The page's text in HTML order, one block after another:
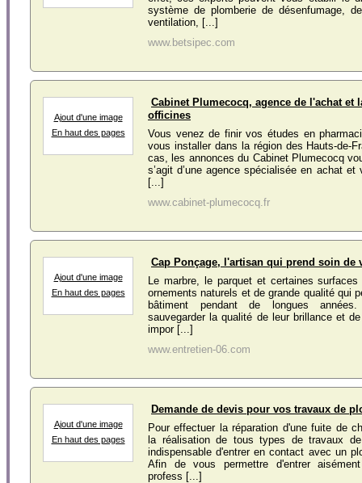
système de plomberie de désenfumage,
ventilation, [...]
www.betsipec.com
Ajout d'une image
En haut des pages
Cabinet Plumecocq, agence de l'achat et
officines
Vous venez de finir vos études en
vous installer dans la région des Hauts-de-
cas, les annonces du Cabinet Plumecocq
s’agit d’une agence spécialisée en achat et
[...]
www.cabinet-plumecocq.fr
Ajout d'une image
En haut des pages
Cap Ponçage, l'artisan qui prend soin de
Le marbre, le parquet et certaines
ornements naturels et de grande qualité qui
bâtiment pendant de longues
sauvegarder la qualité de leur brillance et
impor [...]
www.entretien-06.com
Ajout d'une image
En haut des pages
Demande de devis pour vos travaux de
Pour effectuer la réparation d'une fuite de
la réalisation de tous types de travaux
indispensable d'entrer en contact avec un
Afin de vous permettre d'entrer
profess [...]